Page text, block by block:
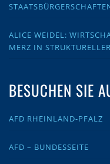
ALICE WEIDEL:
MERZ IN
BESUCHEN SIE
AFD RHEINLAND-PFALZ
AFD – BUNDESSEITE